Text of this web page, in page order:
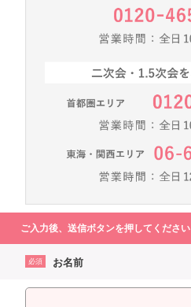
ご入力後、送信ボタンを押してください
必須 お名前